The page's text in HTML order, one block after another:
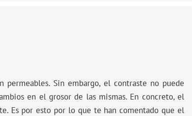
permeables. Sin embargo, el contraste no puede
en el grosor de las mismas. En concreto, el
Es por esto por lo que te han comentado que el